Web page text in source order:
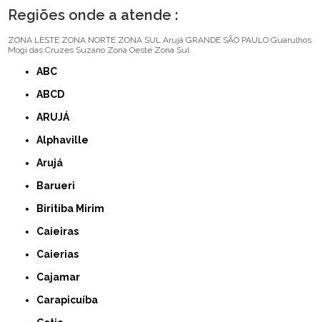
Regiões onde a atende :
ZONA LESTE ZONA NORTE ZONA SUL Arujá GRANDE SÃO PAULO Guarulhos
Mogi das Cruzes Suzano Zona Oeste Zona Sul
ABC
ABCD
ARUJÁ
Alphaville
Arujá
Barueri
Biritiba Mirim
Caieiras
Caierias
Cajamar
Carapicuíba